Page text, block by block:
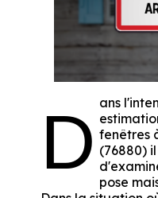
D ans
fenêtres
(76880)
pose